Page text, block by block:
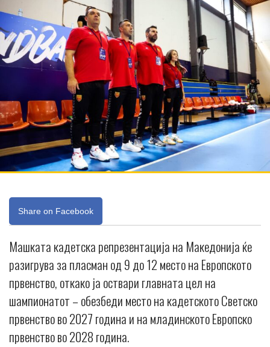
Share on Facebook
Машката кадетска репрезентација на Македонија ќе
разигрува за пласман од 9 до 12 место на Европското
првенство, откако ја оствари главната цел на
шампионатот – обезбеди место на кадетското Светско
првенство во 2027 година и на младинското Европско
првенство во 2028 година.